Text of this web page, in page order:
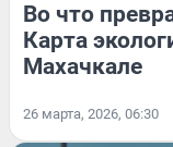
Во что
Карта
Махачкале
26 марта, 2026, 06:30